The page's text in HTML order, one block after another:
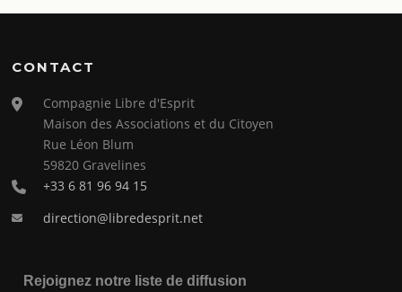
CONTACT
Compagnie Libre d'Esprit
Maison des Associations et du Citoyen
Rue Léon Blum
59820 Gravelines
+33 6 81 96 94 15
direction@libredesprit.net
Rejoignez notre liste de diffusion